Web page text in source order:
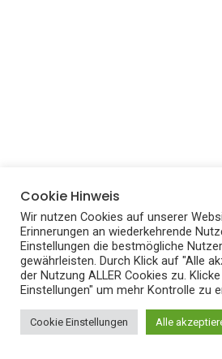
Cookie Hinweis
Wir nutzen Cookies auf unserer
Erinnerungen an wiederkehrende
Einstellungen die bestmögliche
gewährleisten. Durch Klick auf "Alle
der Nutzung ALLER Cookies zu.
Einstellungen" um mehr Kontrolle zu
Cookie Einstellungen Alle